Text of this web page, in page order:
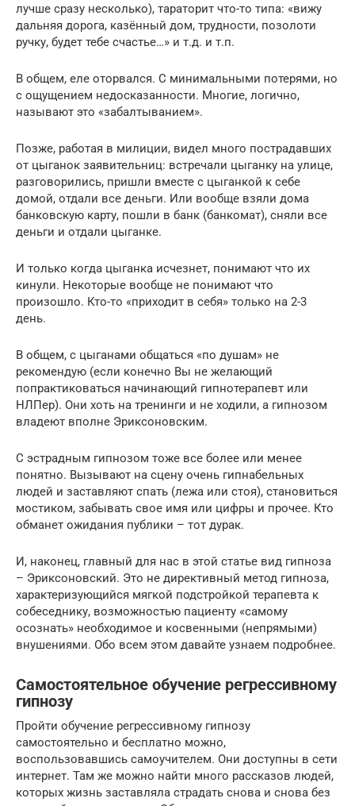
лучше сразу несколько), тараторит что-то типа: «вижу
дальняя дорога, казённый дом, трудности, позолоти
ручку, будет тебе счастье…» и т.д. и т.п.
В общем, еле оторвался. С минимальными потерями, но
с ощущением недосказанности. Многие, логично,
называют это «забалтыванием».
Позже, работая в милиции, видел много пострадавших
от цыганок заявительниц: встречали цыганку на улице,
разговорились, пришли вместе с цыганкой к себе
домой, отдали все деньги. Или вообще взяли дома
банковскую карту, пошли в банк (банкомат), сняли все
деньги и отдали цыганке.
И только когда цыганка исчезнет, понимают что их
кинули. Некоторые вообще не понимают что
произошло. Кто-то «приходит в себя» только на 2-3
день.
В общем, с цыганами общаться «по душам» не
рекомендую (если конечно Вы не желающий
попрактиковаться начинающий гипнотерапевт или
НЛПер). Они хоть на тренинги и не ходили, а гипнозом
владеют вполне Эриксоновским.
С эстрадным гипнозом тоже все более или менее
понятно. Вызывают на сцену очень гипнабельных
людей и заставляют спать (лежа или стоя), становиться
мостиком, забывать свое имя или цифры и прочее. Кто
обманет ожидания публики – тот дурак.
И, наконец, главный для нас в этой статье вид гипноза
– Эриксоновский. Это не директивный метод гипноза,
характеризующийся мягкой подстройкой терапевта к
собеседнику, возможностью пациенту «самому
осознать» необходимое и косвенными (непрямыми)
внушениями. Обо всем этом давайте узнаем подробнее.
Самостоятельное обучение регрессивному
гипнозу
Пройти обучение регрессивному гипнозу
самостоятельно и бесплатно можно,
воспользовавшись самоучителем. Они доступны в сети
интернет. Там же можно найти много рассказов людей,
которых жизнь заставляла страдать снова и снова без